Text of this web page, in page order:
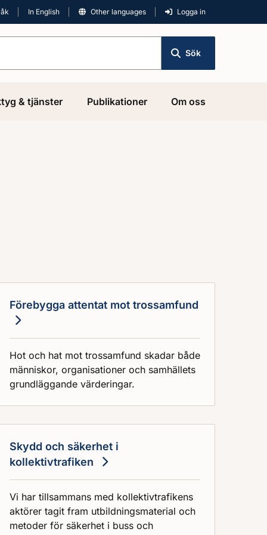
In English Other languages Logga in
Sök
& tjänster Publikationer Om oss
Förebygga attentat mot trossamfund
Hot och hat mot trossamfund skadar både
människor, organisationer och samhällets
grundläggande värderingar.
Skydd och säkerhet i
kollektivtrafiken
Vi har tillsammans med kollektivtrafikens
aktörer tagit fram utbildningsmaterial och
metoder för säkerhet i buss och